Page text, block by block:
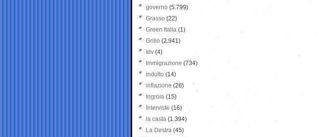
governo (5.799)
Grasso (22)
Green Italia (1)
Grillo (2.941)
Idv (4)
Immigrazione (734)
indulto (14)
inflazione (26)
Ingroia (15)
Interviste (16)
la casta (1.394)
La Destra (45)